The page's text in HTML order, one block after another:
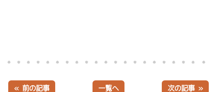
« 前の記事 一覧へ 次の記事 »